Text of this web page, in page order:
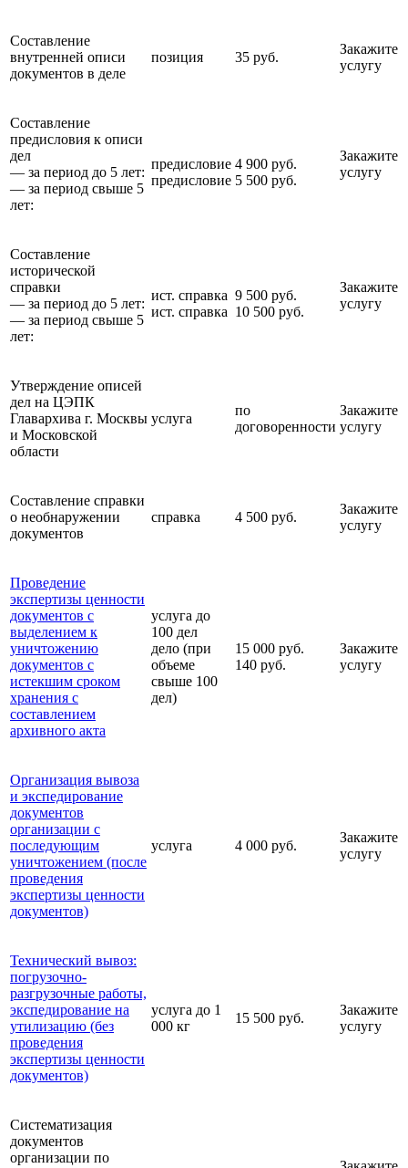
Составление
внутренней описи
документов в деле
позиция 35 руб.
Закажите
услугу
Составление
предисловия к описи
дел
— за период до 5 лет:
— за период свыше 5
лет:
предисловие
предисловие
4 900 руб.
5 500 руб.
Закажите
услугу
Составление
исторической
справки
— за период до 5 лет:
— за период свыше 5
лет:
ист. справка
ист. справка
9 500 руб.
10 500 руб.
Закажите
услугу
Утверждение описей
дел на ЦЭПК
Главархива г. Москвы
и Московской
области
услуга
по
договоренности
Закажите
услугу
Составление справки
о необнаружении
документов
справка 4 500 руб.
Закажите
услугу
Проведение
экспертизы ценности
документов с
выделением к
уничтожению
документов с
истекшим сроком
хранения с
составлением
архивного акта
услуга до
100 дел
дело (при
объеме
свыше 100
дел)
15 000 руб.
140 руб.
Закажите
услугу
Организация вывоза
и экспедирование
документов
организации с
последующим
уничтожением (после
проведения
экспертизы ценности
документов)
услуга 4 000 руб.
Закажите
услугу
Технический вывоз:
погрузочно-
разгрузочные работы,
экспедирование на
утилизацию (без
проведения
экспертизы ценности
документов)
услуга до 1
000 кг
15 500 руб.
Закажите
услугу
Систематизация
документов
организации по